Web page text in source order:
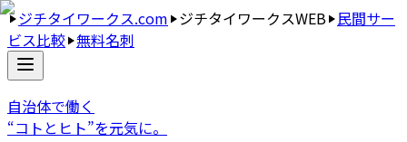
ジチタイワークス.com ジチタイワークスWEB 民間サー
ビス比較 無料名刺
自治体で働く
“コトとヒト”を元気に。